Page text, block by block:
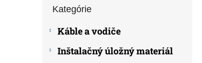
kategórie
Kategórie
Káble a vodiče
Inštalačný úložný materiál